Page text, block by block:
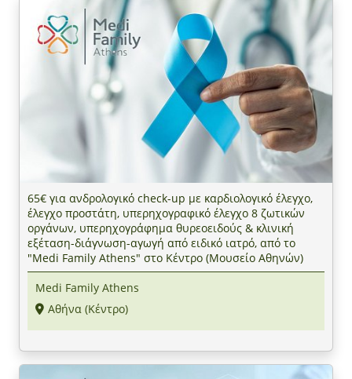
65€ για ανδρολογικό check-up με καρδιολογικό έλεγχο,
έλεγχο προστάτη, υπερηχογραφικό έλεγχο 8 ζωτικών
οργάνων, υπερηχογράφημα θυρεοειδούς & κλινική
εξέταση-διάγνωση-αγωγή από ειδικό ιατρό, από το
"Medi Family Athens" στο Κέντρο (Μουσείο Αθηνών)
Medi Family Athens
Αθήνα (Κέντρο)